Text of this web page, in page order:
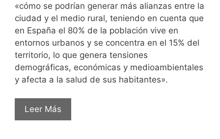
«cómo se podrían generar más alianzas entre la
ciudad y el medio rural, teniendo en cuenta que
en España el 80% de la población vive en
entornos urbanos y se concentra en el 15% del
territorio, lo que genera tensiones
demográficas, económicas y medioambientales
y afecta a la salud de sus habitantes».
Leer Más